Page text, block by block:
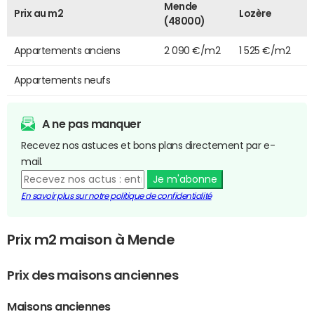
Prix au m2
Mende
(48000)
Lozère
Appartements anciens 2 090 €/m2 1 525 €/m2
Appartements neufs
A ne pas manquer
Recevez nos astuces et bons plans directement par e-
mail.
Je m'abonne
En savoir plus sur notre politique de confidentialité
Prix m2 maison à Mende
Prix des maisons anciennes
Maisons anciennes